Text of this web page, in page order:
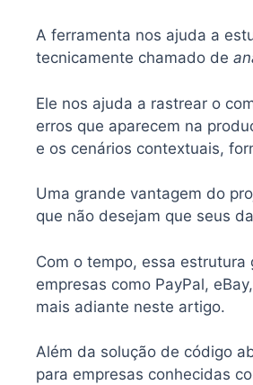
A ferramenta nos ajuda a
tecnicamente chamado de
Ele nos ajuda a rastrear o
erros que aparecem na
e os cenários contextuais,
Uma grande vantagem do
que não desejam que seus
Com o tempo, essa
empresas como PayPal,
mais adiante neste artigo.
Além da solução de código
para empresas conhecidas